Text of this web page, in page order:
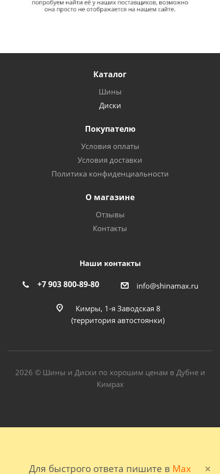
Для быстрого ответа пишите в Max
Каталог
Шины
Диски
Покупателю
Условия оплаты
Условия доставки
Политика конфиденциальности
О магазине
Отзывы
Контакты
Наши контакты
+7 903 800-89-80 info@shinamax.ru
Кимры, 1-я Заводская 8
(территория автостоянки)
2026 © Шины и Диски по хорошим ценам в Дубне и
Кимрах